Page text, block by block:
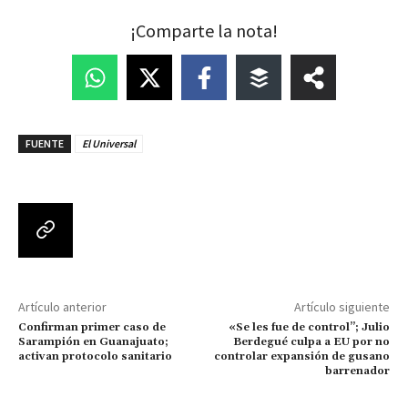
¡Comparte la nota!
FUENTE El Universal
Artículo anterior
Confirman primer caso de
Sarampión en Guanajuato;
activan protocolo sanitario
Artículo siguiente
«Se les fue de control”; Julio
Berdegué culpa a EU por no
controlar expansión de gusano
barrenador